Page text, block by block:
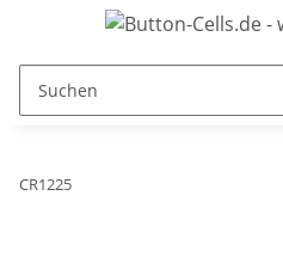
CR1225